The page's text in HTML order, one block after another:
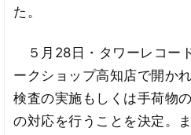
た。
５月28日・タワーレコー
ークショップ高知店で開か
検査の実施もしくは手荷物
の対応を行うことを決定。